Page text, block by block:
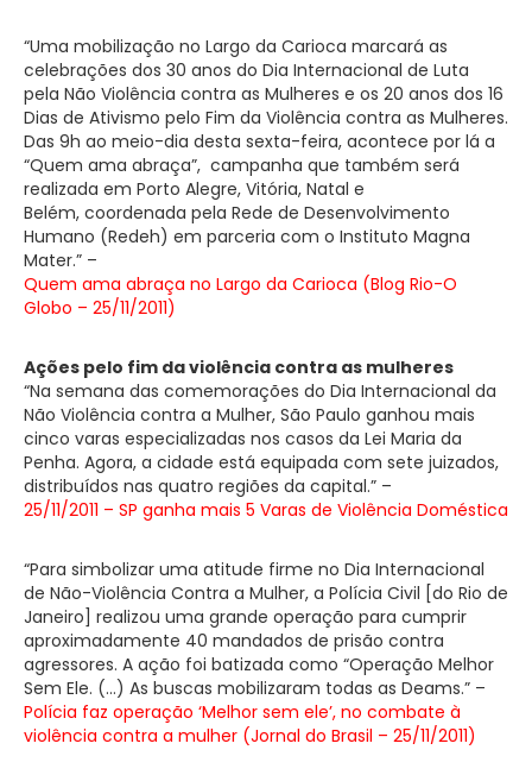
“Uma mobilização no Largo da Carioca marcará as
celebrações dos 30 anos do Dia Internacional de Luta
pela Não Violência contra as Mulheres e os 20 anos dos 16
Dias de Ativismo pelo Fim da Violência contra as Mulheres.
Das 9h ao meio-dia desta sexta-feira, acontece por lá a
“Quem ama abraça”, campanha que também será
realizada em Porto Alegre, Vitória, Natal e
Belém, coordenada pela Rede de Desenvolvimento
Humano (Redeh) em parceria com o Instituto Magna
Mater.” –
Quem ama abraça no Largo da Carioca (Blog Rio-O
Globo – 25/11/2011)
Ações pelo fim da violência contra as mulheres
“Na semana das comemorações do Dia Internacional da
Não Violência contra a Mulher, São Paulo ganhou mais
cinco varas especializadas nos casos da Lei Maria da
Penha. Agora, a cidade está equipada com sete juizados,
distribuídos nas quatro regiões da capital.” –
25/11/2011 – SP ganha mais 5 Varas de Violência Doméstica
“Para simbolizar uma atitude firme no Dia Internacional
de Não-Violência Contra a Mulher, a Polícia Civil [do Rio de
Janeiro] realizou uma grande operação para cumprir
aproximadamente 40 mandados de prisão contra
agressores. A ação foi batizada como “Operação Melhor
Sem Ele. (…) As buscas mobilizaram todas as Deams.” –
Polícia faz operação ‘Melhor sem ele’, no combate à
violência contra a mulher (Jornal do Brasil – 25/11/2011)